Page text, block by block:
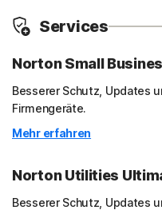
Services
Norton Small
Besserer Schutz, Updates
Firmengeräte.
Mehr erfahren
Norton Utilities
Besserer Schutz, Updates